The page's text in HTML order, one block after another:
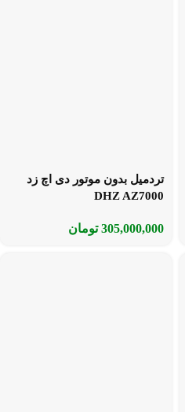
تردمیل بدون موتور دی اچ زد
DHZ AZ7000
305,000,000 تومان